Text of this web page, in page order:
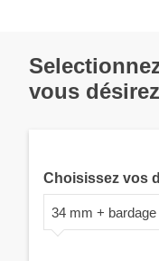
vous désirez
Choisissez vos
34 mm + bardage